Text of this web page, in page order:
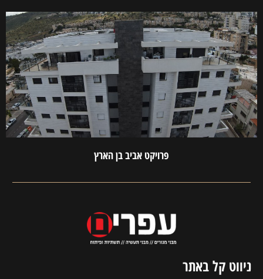
פרויקט אביב בן הארץ
ניווט קל באתר